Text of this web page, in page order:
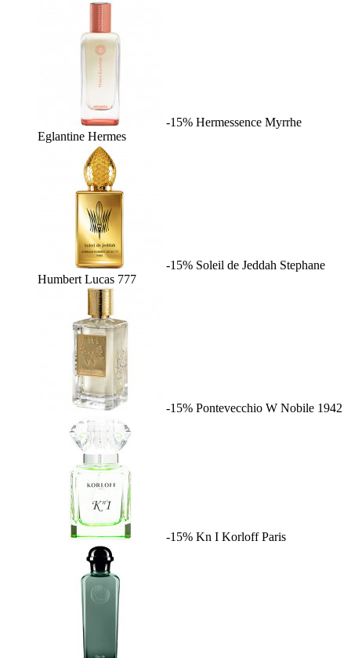
-15% Hermessence Myrrhe
Eglantine Hermes
-15% Soleil de Jeddah Stephane
Humbert Lucas 777
-15% Pontevecchio W Nobile 1942
-15% Kn I Korloff Paris